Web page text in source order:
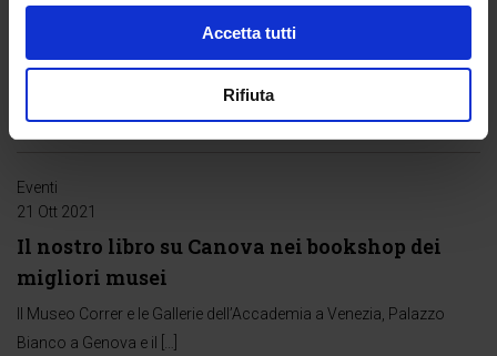
Accetta tutti
Rifiuta
Canova alla libreria Lovat
Continua a leggere
Eventi
21 Ott 2021
Il nostro libro su Canova nei bookshop dei
migliori musei
Il Museo Correr e le Gallerie dell’Accademia a Venezia, Palazzo
Bianco a Genova e il […]